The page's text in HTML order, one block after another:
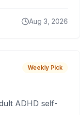
Aug 3, 2026
Weekly Pick
ADHD self-